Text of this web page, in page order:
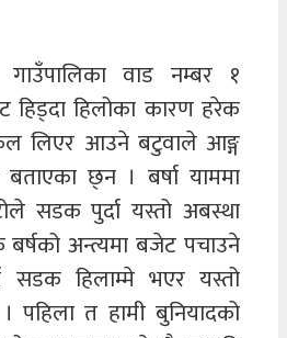
गाउँपालिका वाड नम्बर १
हिड्दा हिलोका कारण हरेक
लिएर आउने बटुवाले आङ्ग
छ्न । बर्षा याममा
सडक पुर्दा यस्तो अबस्था
अन्त्यमा बजेट पचाउने
सडक हिलाम्मे भएर यस्तो
त हामी बुनियादको